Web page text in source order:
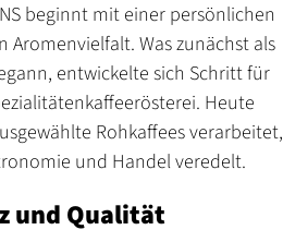
beginnt mit einer persönlichen
Aromenvielfalt. Was zunächst als
entwickelte sich Schritt für
Heute
Rohkaffees verarbeitet,
und Handel veredelt.
und Qualität